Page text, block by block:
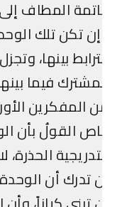
المطاف إلى
تكن تلك الوحدة
بينها،
فيما بينها.
المفكرين
القولُ بأن
الحذرة،
تدرك أن الوحدة